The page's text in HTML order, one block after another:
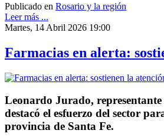
Publicado en Rosario y la región
Leer más ...
Martes, 14 Abril 2026 19:00
Farmacias en alerta:
Leonardo Jurado,
destacó el esfuerzo del sector
provincia de Santa Fe.